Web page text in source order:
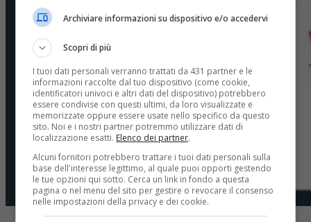
Archiviare informazioni su dispositivo e/o accedervi
Scopri di più
I tuoi dati personali verranno trattati da 431 partner e le
informazioni raccolte dal tuo dispositivo (come cookie,
identificatori univoci e altri dati del dispositivo) potrebbero
essere condivise con questi ultimi, da loro visualizzate e
memorizzate oppure essere usate nello specifico da questo
sito. Noi e i nostri partner potremmo utilizzare dati di
localizzazione esatti. Elenco dei partner.
Alcuni fornitori potrebbero trattare i tuoi dati personali sulla
base dell'interesse legittimo, al quale puoi opporti gestendo
le tue opzioni qui sotto. Cerca un link in fondo a questa
pagina o nel menu del sito per gestire o revocare il consenso
nelle impostazioni della privacy e dei cookie.